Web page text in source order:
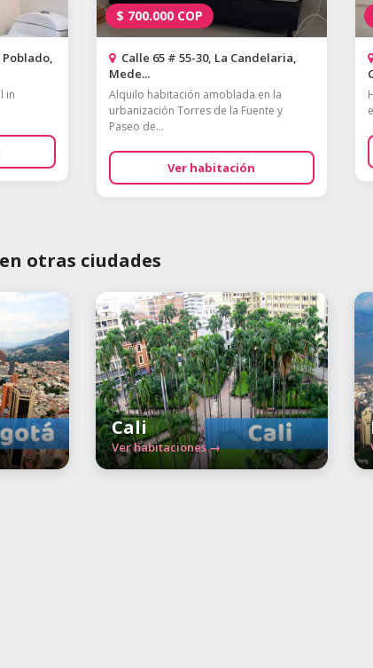
Poblado,
in
$ 700.000 COP
Calle 65 # 55-30, La Candelaria,
Mede...
Alquilo habitación amoblada en la
urbanización Torres de la Fuente y
Paseo de...
Ver habitación
otras ciudades
Cali
Ver habitaciones →